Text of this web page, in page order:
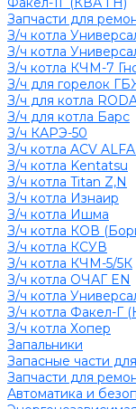
Запчасти для
З/ч котла
З/ч котла
З/ч котла КЧМ-7
З/ч для горелок
З/ч для котла
З/ч для котла Барс
З/ч КАРЭ-50
З/ч котла ACV
З/ч котла Kentatsu
З/ч котла Titan Z,N
З/ч котла Изнаир
З/ч котла Ишма
З/ч котла КОВ
З/ч котла КСУВ
З/ч котла КЧМ-5/5К
З/ч котла ОЧАГ EN
З/ч котла
З/ч котла Факел-Г
З/ч котла Хопер
Запальники
Запасные части
Запчасти для
Автоматика и